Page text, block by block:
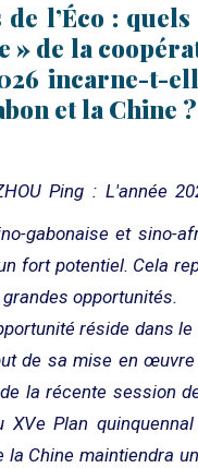
de l’Éco :
» de la
incarne-t-
et la Chine ?
Ping : L'année
gabonaise et sino-
fort potentiel. Cela
opportunités.
réside dans
de sa mise en
la récente session
XVe Plan
la Chine maintiendra